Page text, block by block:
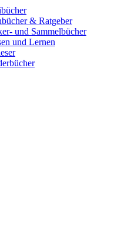
& Ratgeber
und Sammelbücher
und Lernen